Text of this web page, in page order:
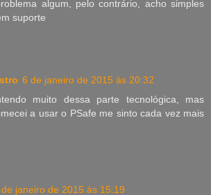
algum, pelo contrário, acho simples
suporte
6 de janeiro de 2015 às 20:32
muito dessa parte tecnológica, mas
a usar o PSafe me sinto cada vez mais
de janeiro de 2015 às 15:19